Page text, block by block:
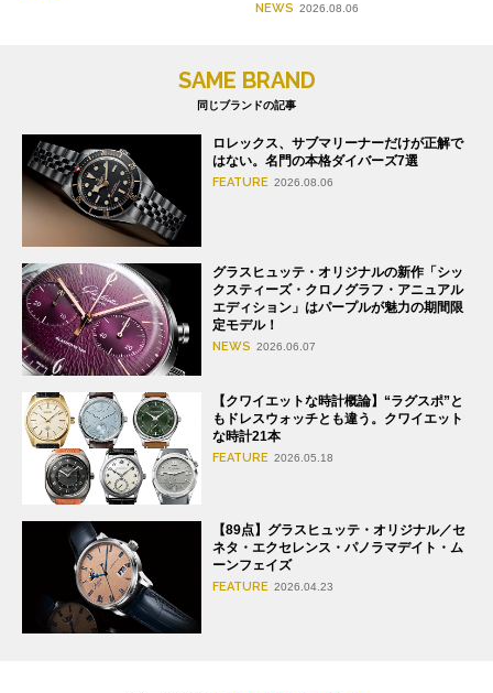
NEWS 2026.08.06
SAME BRAND
同じブランドの記事
ロレックス、サブマリーナーだけが正解で
はない。名門の本格ダイバーズ7選
FEATURE 2026.08.06
グラスヒュッテ・オリジナルの新作「シッ
クスティーズ・クロノグラフ・アニュアル
エディション」はパープルが魅力の期間限
定モデル！
NEWS 2026.06.07
【クワイエットな時計概論】“ラグスポ”と
もドレスウォッチとも違う。クワイエット
な時計21本
FEATURE 2026.05.18
【89点】グラスヒュッテ・オリジナル／セ
ネタ・エクセレンス・パノラマデイト・ム
ーンフェイズ
FEATURE 2026.04.23